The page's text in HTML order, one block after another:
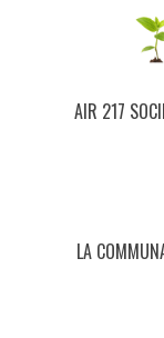
principalAIR 217
LA